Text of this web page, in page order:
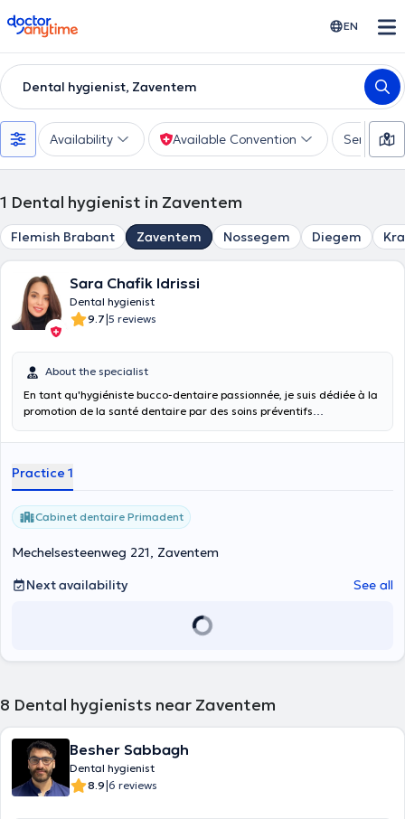
doctoranytime EN
Dental hygienist, Zaventem
Availability Available Convention Services
1 Dental hygienist in Zaventem
Flemish Brabant Zaventem Nossegem Diegem
Sara Chafik Idrissi
Dental hygienist
9.7|5 reviews
About the specialist
En tant qu'hygiéniste bucco-dentaire passionnée, je suis dédiée à la
promotion de la santé dentaire par des soins préventifs
bucco-dentaires, le détartrage méticuleux, les traitements
et le scellement des sillons pour prévenir les caries. Je veille
également à assurer un suivi régulier de vos soins, afin de garantir
une santé bucco-dentaire durable. Mon objectif est de vous
accompagner vers une santé bucco-dentaire durable, en vous
pour que vous puissiez afficher votre sourire en toute sérénité.
Practice 1
Cabinet dentaire Primadent
Mechelsesteenweg 221, Zaventem
Next availability
See all
8 Dental hygienists near Zaventem
Besher Sabbagh
Dental hygienist
8.9|6 reviews